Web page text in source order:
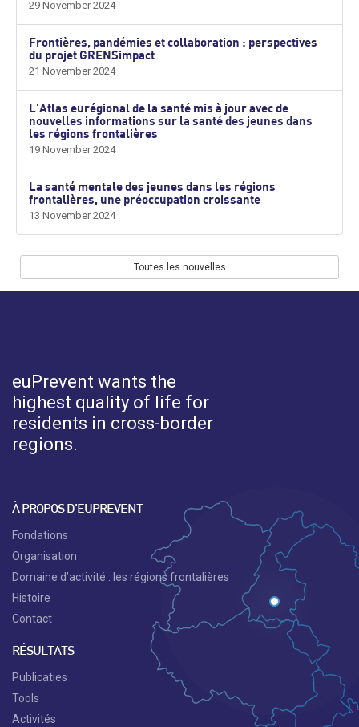
29 November 2024
Frontières, pandémies et collaboration : perspectives
du projet GRENSimpact
21 November 2024
L'Atlas eurégional de la santé mis à jour avec de
nouvelles informations sur la santé des jeunes dans
les régions frontalières
19 November 2024
La santé mentale des jeunes dans les régions
frontalières, une préoccupation croissante
13 November 2024
Toutes les nouvelles
euPrevent wants the
highest quality of life for
residents in cross-border
regions.
À PROPOS D’EUPREVENT
Fondations
Organisation
Domaine d’activité : les régions frontalières
Histoire
Contact
RÉSULTATS
Publicaties
Tools
Activités